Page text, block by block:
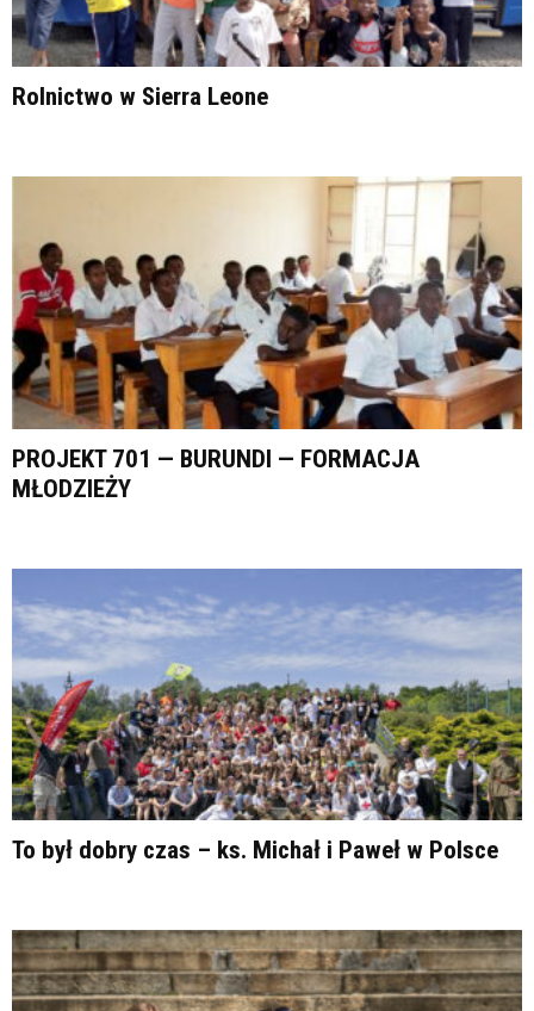
Rolnictwo w Sierra Leone
PROJEKT 701 — BURUNDI — FORMACJA
MŁODZIEŻY
To był dobry czas – ks. Michał i Paweł w Polsce